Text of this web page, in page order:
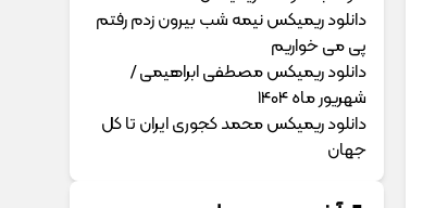
دانلود ریمیکس نیمه شب بیرون زدم رفتم
پی می خواریم
دانلود ریمیکس مصطفی ابراهیمی /
شهریور ماه 1404
دانلود ریمیکس محمد کجوری ایران تا کل
جهان